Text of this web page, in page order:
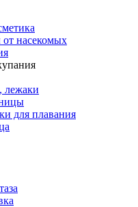
насекомых
лежаки
для плавания